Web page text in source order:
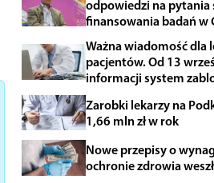
odpowiedzi na pytania
finansowania badań w
Ważna wiadomość dla
pacjentów. Od 13
informacji system
Zarobki lekarzy na
1,66 mln zł w rok
Nowe przepisy o
ochronie zdrowia